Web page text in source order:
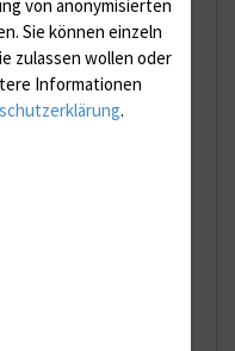
von anonymisierten
Sie können einzeln
zulassen wollen oder
Informationen
.